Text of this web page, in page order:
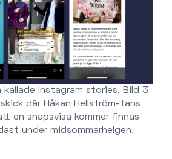
kallade Instagram stories. Bild 3
där Håkan Hellström-fans
en snapsvisa kommer finnas
under midsommarhelgen.